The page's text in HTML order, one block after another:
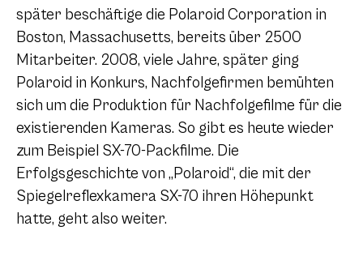
später beschäftige die Polaroid Corporation in
Boston, Massachusetts, bereits über 2500
Mitarbeiter. 2008, viele Jahre, später ging
Polaroid in Konkurs, Nachfolgefirmen bemühten
sich um die Produktion für Nachfolgefilme für die
existierenden Kameras. So gibt es heute wieder
zum Beispiel SX-70-Packfilme. Die
Erfolgsgeschichte von „Polaroid“, die mit der
Spiegelreflexkamera SX-70 ihren Höhepunkt
hatte, geht also weiter.